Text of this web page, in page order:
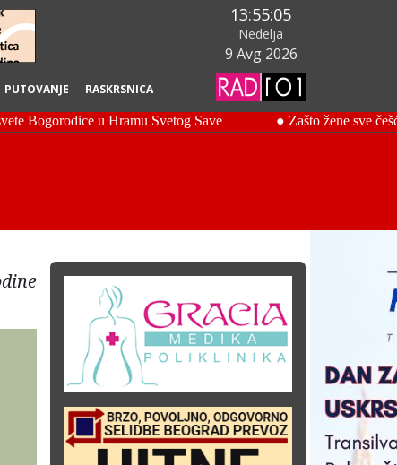
PUTOVANJE RASKRSNICA
13:55:06
Nedelja
9 Avg 2026